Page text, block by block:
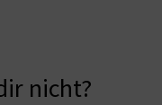
nicht?